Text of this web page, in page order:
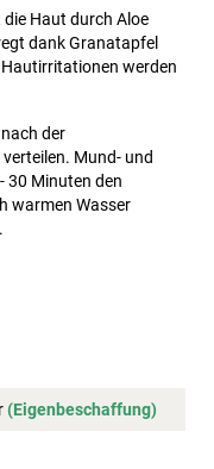
Haut durch Aloe
dank Granatapfel
werden
der
Mund- und
30 Minuten den
warmen Wasser
(Eigenbeschaffung)